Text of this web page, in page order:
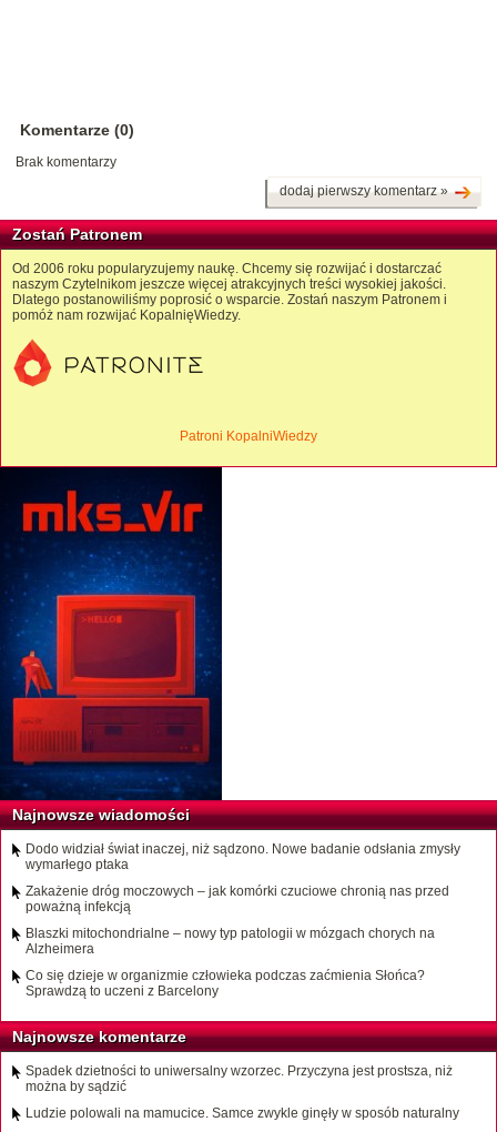
Komentarze (0)
Brak komentarzy
dodaj pierwszy komentarz »
Zostań Patronem
Od 2006 roku popularyzujemy naukę. Chcemy się rozwijać i dostarczać
naszym Czytelnikom jeszcze więcej atrakcyjnych treści wysokiej jakości.
Dlatego postanowiliśmy poprosić o wsparcie. Zostań naszym Patronem i
pomóż nam rozwijać KopalnięWiedzy.
Patroni KopalniWiedzy
Najnowsze wiadomości
Dodo widział świat inaczej, niż sądzono. Nowe badanie odsłania zmysły
wymarłego ptaka
Zakażenie dróg moczowych – jak komórki czuciowe chronią nas przed
poważną infekcją
Blaszki mitochondrialne – nowy typ patologii w mózgach chorych na
Alzheimera
Co się dzieje w organizmie człowieka podczas zaćmienia Słońca?
Sprawdzą to uczeni z Barcelony
Najnowsze komentarze
Spadek dzietności to uniwersalny wzorzec. Przyczyna jest prostsza, niż
można by sądzić
Ludzie polowali na mamucice. Samce zwykle ginęły w sposób naturalny